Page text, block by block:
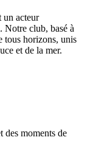
un acteur
Notre club, basé à
tous horizons, unis
et de la mer.
des moments de